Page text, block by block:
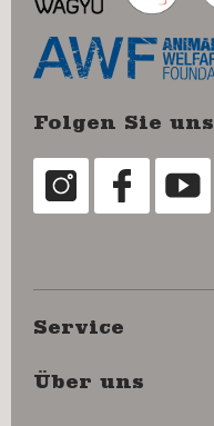
Folgen Sie uns
Service
Über uns